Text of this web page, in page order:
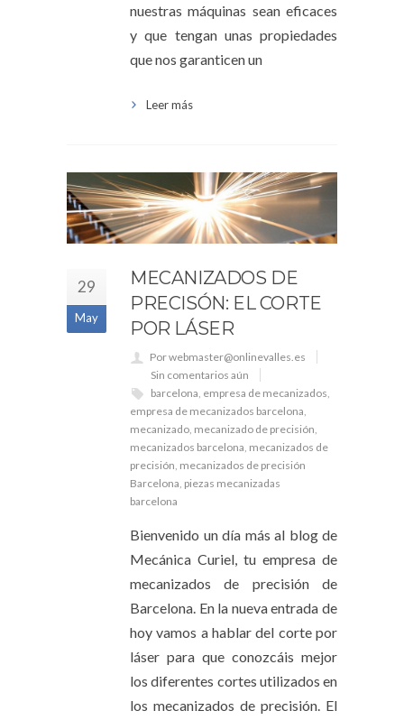
nuestras máquinas sean eficaces
y que tengan unas propiedades
que nos garanticen un
Leer más
29
May
MECANIZADOS DE
PRECISÓN: EL CORTE
POR LÁSER
Por webmaster@onlinevalles.es
Sin comentarios aún
barcelona, empresa de mecanizados,
empresa de mecanizados barcelona,
mecanizado, mecanizado de precisión,
mecanizados barcelona, mecanizados de
precisión, mecanizados de precisión
Barcelona, piezas mecanizadas
barcelona
Bienvenido un día más al blog de
Mecánica Curiel, tu empresa de
mecanizados de precisión de
Barcelona. En la nueva entrada de
hoy vamos a hablar del corte por
láser para que conozcáis mejor
los diferentes cortes utilizados en
los mecanizados de precisión. El